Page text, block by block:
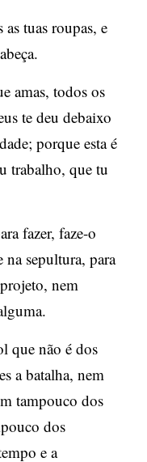
tuas roupas, e
amas, todos os
te deu debaixo
porque esta é
trabalho, que tu
fazer, faze-o
na sepultura, para
nem
que não é dos
a batalha, nem
tampouco dos
dos
e a